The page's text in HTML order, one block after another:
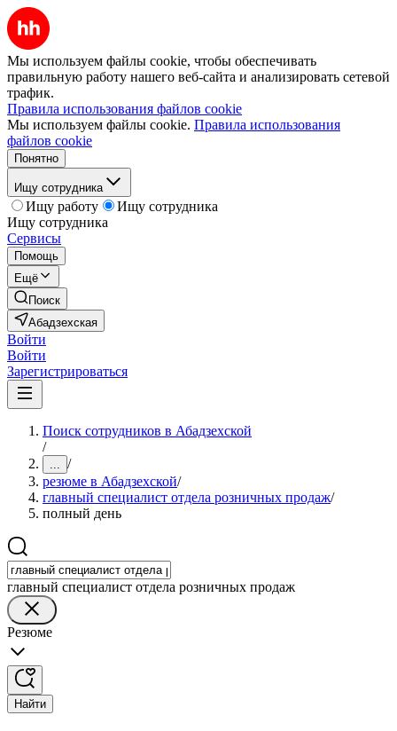
Мы используем файлы cookie, чтобы обеспечивать
правильную работу нашего веб-сайта и анализировать сетевой
трафик.
Правила использования файлов cookie
Мы используем файлы cookie. Правила использования
файлов cookie
Понятно
Ищу сотрудника
Ищу работу
Ищу сотрудника
Ищу сотрудника
Сервисы
Помощь
Ещё
Поиск
Абадзехская
Войти
Войти
Зарегистрироваться
Поиск сотрудников в Абадзехской
/
... /
резюме в Абадзехской/
главный специалист отдела розничных продаж/
полный день
главный специалист отдела розничных продаж
Резюме
Найти